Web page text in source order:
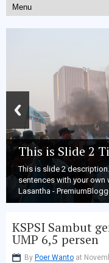
This is Slide 2
This is slide 2
sentences with your own
Lasantha -
KSPSI Sambut
UMP 6,5 persen
By Poer Wanto at